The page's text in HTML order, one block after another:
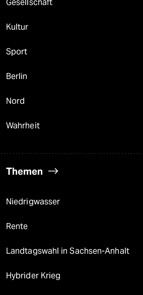
Gesellschaft
Kultur
Sport
Berlin
Nord
Wahrheit
Themen
Niedrigwasser
Rente
Landtagswahl in Sachsen-Anhalt
Hybrider Krieg